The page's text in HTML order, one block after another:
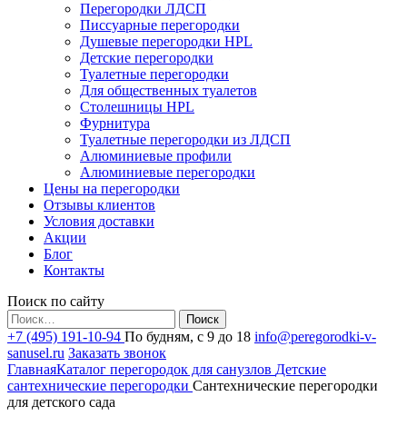
Перегородки ЛДСП
Писсуарные перегородки
Душевые перегородки HPL
Детские перегородки
Туалетные перегородки
Для общественных туалетов
Столешницы HPL
Фурнитура
Туалетные перегородки из ЛДСП
Алюминиевые профили
Алюминиевые перегородки
Цены на перегородки
Отзывы клиентов
Условия доставки
Акции
Блог
Контакты
Поиск по сайту
Найти:
+7 (495) 191-10-94 По будням, с 9 до 18 info@peregorodki-v-
sanusel.ru Заказать звонок
ГлавнаяКаталог перегородок для санузлов Детские
сантехнические перегородки Сантехнические перегородки
для детского сада